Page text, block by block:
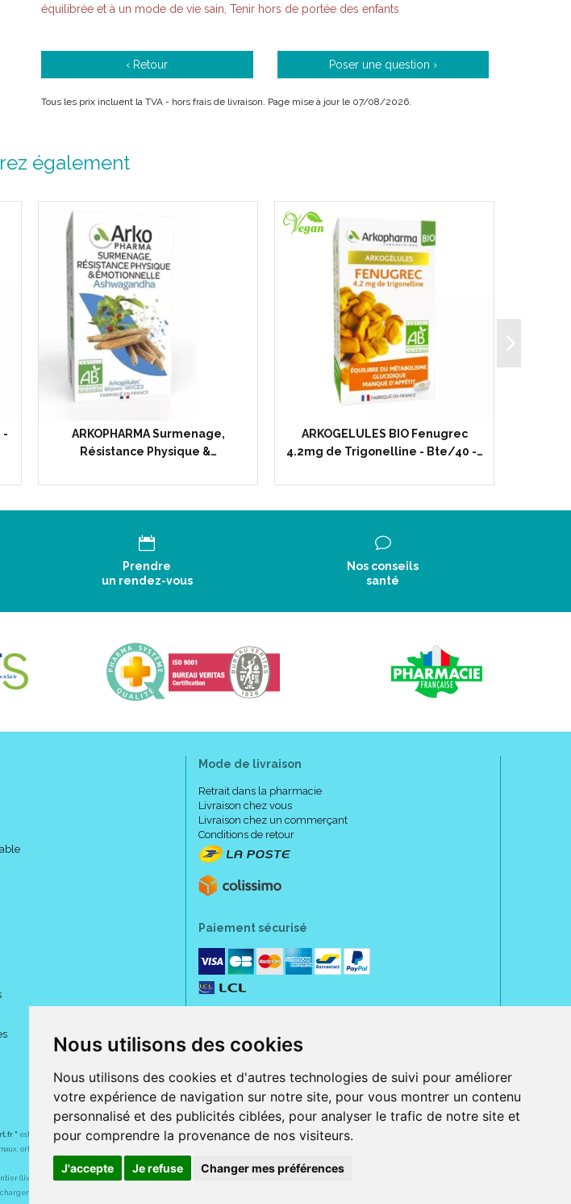
Nous utilisons des cookies
Nous utilisons des cookies et d'autres technologies de suivi pour améliorer
votre expérience de navigation sur notre site, pour vous montrer un contenu
personnalisé et des publicités ciblées, pour analyser le trafic de notre site et
pour comprendre la provenance de nos visiteurs.
J'accepte Je refuse Changer mes préférences
équilibrée et à un mode de vie sain, Tenir hors de portée des enfants
‹ Retour Poser une question ›
Tous les prix incluent la TVA - hors frais de livraison. Page mise à jour le 07/08/2026.
également
-
ARKOPHARMA Surmenage,
Résistance Physique &…
ARKOGELULES BIO Fenugrec
4.2mg de Trigonelline - Bte/40 -…
Prendre
un rendez-vous
Nos conseils
santé
Mode de livraison
Retrait dans la pharmacie
Livraison chez vous
Livraison chez un commerçant
Conditions de retour
Paiement sécurisé
" est le site internet de l a pharmacie du centre, 32 rue Jeanne d' Harcourt, 80300 Albert.
orthopédie, matériel médical. 1700 en médicaments sans ordonnance.
(livraison assuré par Colissimo et ses partenaires à l' étranger).
gratuitement l' application sur l' AppStore (pour iPhone, iPad et iPod touch), ou sur Google Play (pour Androïd 5.0 ou version